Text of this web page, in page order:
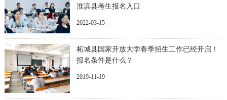
淮滨县考生报名入口
2022-03-15
柘城县国家开放大学春季招生工作已经开启！
报名条件是什么？
2019-11-19